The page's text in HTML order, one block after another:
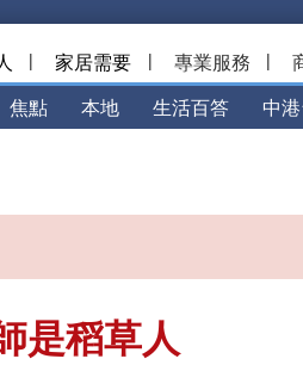
| 家居需要 | 專業服務 |
焦點 本地 生活百答 中
是稻草人